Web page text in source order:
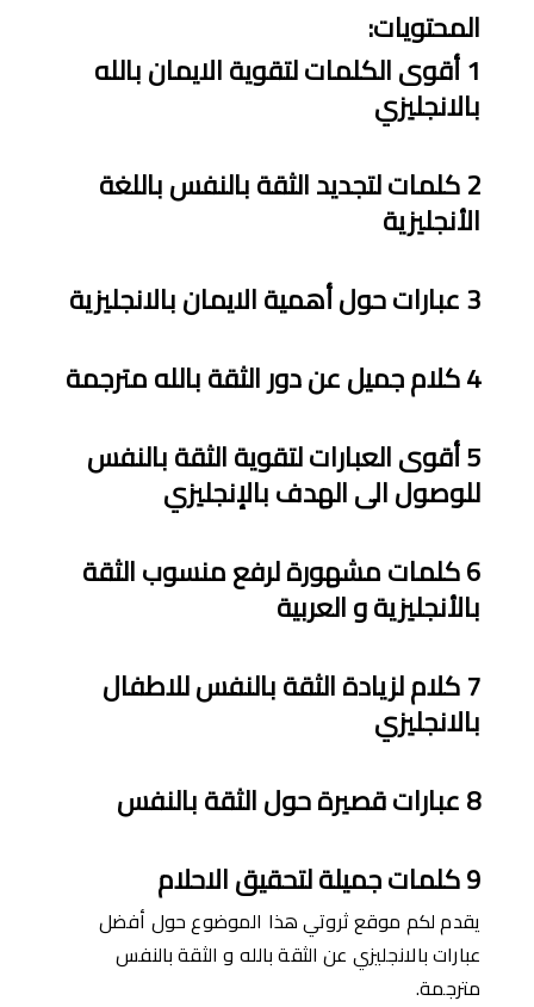
المحتويات:
1أقوى الكلمات لتقوية الايمان بالله
بالانجليزي
2كلمات لتجديد الثقة بالنفسباللغة
اﻷنجليزية
3عبارات حول أهمية الايمانبالانجليزية
4كلام جميل عن دور الثقة باللهمترجمة
5أقوى العبارات لتقوية الثقة بالنفس
للوصول الى الهدفباﻹنجليزي
6كلمات مشهورة لرفع منسوب الثقة
باﻷنجليزية و العربية
7كلام لزيادة الثقة بالنفس للاطفال
بالانجليزي
8عبارات قصيرة حول الثقة بالنفس
9كلمات جميلة لتحقيق الاحلام
يقدم لكم موقع ثروتي هذا الموضوع حول أفضل
عبارات بالانجليزي عن الثقة بالله و الثقة بالنفس
مترجمة.